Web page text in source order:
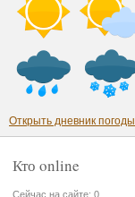
Открыть дневник погоды
Кто online
Сейчас на сайте: 0